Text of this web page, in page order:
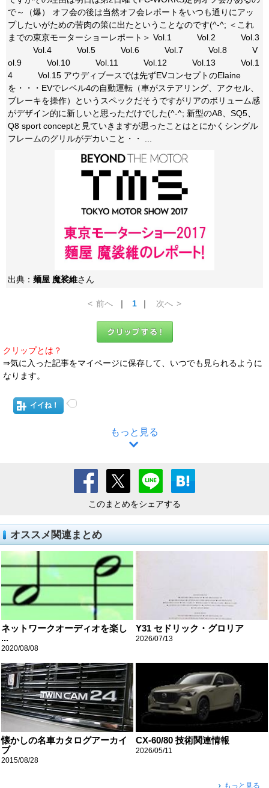
で～（爆） オフ会の後は当然オフ会レポートをいつも通りにアッ
プしたいがための苦肉の策に出たということなのです(^-^; ＜これ
までの東京モーターショーレポート＞ Vol.1 Vol.2 Vol.3
Vol.4 Vol.5 Vol.6 Vol.7 Vol.8 V
ol.9 Vol.10 Vol.11 Vol.12 Vol.13 Vol.1
4 Vol.15 アウディブースでは先ずEVコンセプトのElaine
を・・・EVでレベル4の自動運転（車がステアリング、アクセル、
ブレーキを操作）というスペックだそうですがリアのボリューム感
がデザイン的に新しいと思っただけでした(^-^; 新型のA8、SQ5、
Q8 sport conceptと見ていきますが思ったことはとにかくシングル
フレームのグリルがデカいこと・・ ...
出典： 麺屋 魔裟維さん
< 前へ ｜ 1 ｜ 次へ >
クリップとは？
⇒気に入った記事をマイページに保存して、いつでも見られるように
なります。
イイね！
もっと見る
このまとめをシェアする
オススメ関連まとめ
ネットワークオーディオを楽し
...
2020/08/08
Y31 セドリック・グロリア
2026/07/13
懐かしの名車カタログアーカイ
ブ
2015/08/28
CX-60/80 技術関連情報
2026/05/11
もっと見る